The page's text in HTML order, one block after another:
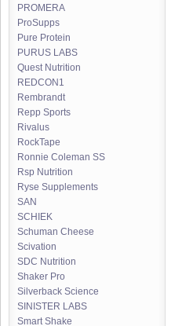
PROMERA
ProSupps
Pure Protein
PURUS LABS
Quest Nutrition
REDCON1
Rembrandt
Repp Sports
Rivalus
RockTape
Ronnie Coleman SS
Rsp Nutrition
Ryse Supplements
SAN
SCHIEK
Schuman Cheese
Scivation
SDC Nutrition
Shaker Pro
Silverback Science
SINISTER LABS
Smart Shake